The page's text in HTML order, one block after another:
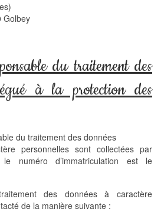
Golbey
du traitement des
à la protection des
du traitement des données
personnelles sont collectées par
numéro d’immatriculation est le
des données à caractère
de la manière suivante :